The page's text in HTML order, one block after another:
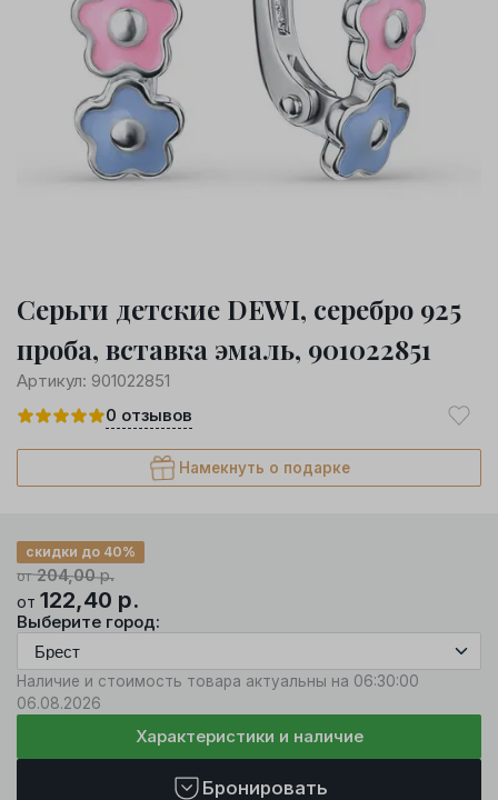
Серьги детские DEWI, серебро 925
проба, вставка эмаль, 901022851
Артикул: 901022851
0 отзывов
Намекнуть о подарке
от204,00р.
скидки до 40%
от 122,40 р.
Выберите город:
Наличие и стоимость товара актуальны на 06:30:00
06.08.2026
Характеристики и наличие
Бронировать